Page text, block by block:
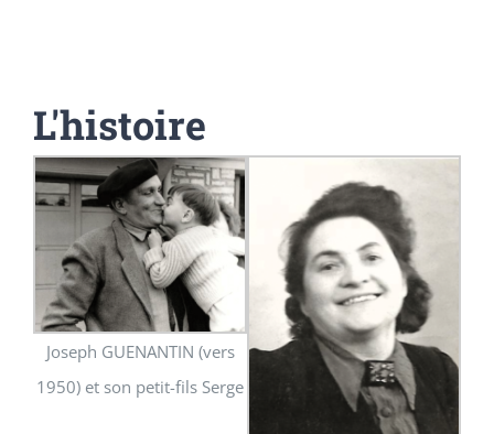
L'histoire
Joseph GUENANTIN (vers
1950) et son petit-fils Serge